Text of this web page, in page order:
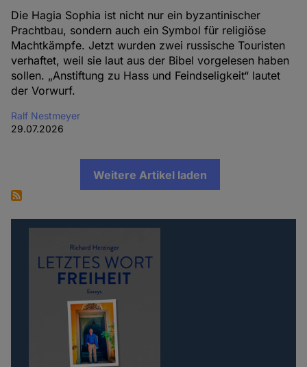
Die Hagia Sophia ist nicht nur ein byzantinischer
Prachtbau, sondern auch ein Symbol für religiöse
Machtkämpfe. Jetzt wurden zwei russische Touristen
verhaftet, weil sie laut aus der Bibel vorgelesen haben
sollen. „Anstiftung zu Hass und Feindseligkeit“ lautet
der Vorwurf.
Ralf Nestmeyer
29.07.2026
Weitere Artikel laden